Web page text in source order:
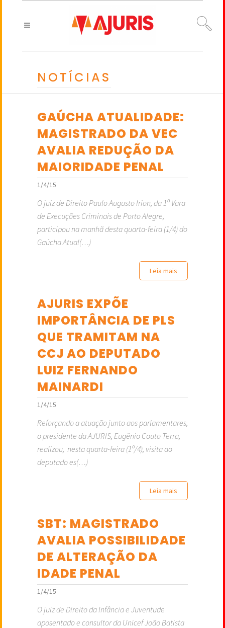
NOTÍCIAS
GAÚCHA ATUALIDADE:
MAGISTRADO DA VEC
AVALIA REDUÇÃO DA
MAIORIDADE PENAL
1/4/15
O juiz de Direito Paulo Augusto Irion, da 1ª Vara
de Execuções Criminais de Porto Alegre,
participou na manhã desta quarta-feira (1/4) do
Gaúcha Atual(…)
Leia mais
AJURIS EXPÕE
IMPORTÂNCIA DE PLS
QUE TRAMITAM NA
CCJ AO DEPUTADO
LUIZ FERNANDO
MAINARDI
1/4/15
Reforçando a atuação junto aos parlamentares,
o presidente da AJURIS, Eugênio Couto Terra,
realizou, nesta quarta-feira (1º/4), visita ao
deputado es(…)
Leia mais
SBT: MAGISTRADO
AVALIA POSSIBILIDADE
DE ALTERAÇÃO DA
IDADE PENAL
1/4/15
O juiz de Direito da Infância e Juventude
aposentado e consultor da Unicef João Batista